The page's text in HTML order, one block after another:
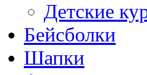
Детские
Бейсболки
Шапки